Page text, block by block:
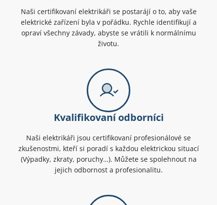
Naši certifikovaní elektrikáři se postarájí o to, aby vaše
elektrické zařízení byla v pořádku. Rychle identifikují a
opraví všechny závady, abyste se vrátili k normálnímu
životu.
Kvalifikovaní odborníci
Naši elektrikáři jsou certifikovaní profesionálové se
zkušenostmi, kteří si poradí s každou elektrickou situací
(Výpadky, zkraty, poruchy…). Můžete se spolehnout na
jejich odbornost a profesionalitu.